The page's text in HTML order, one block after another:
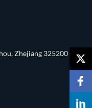
Zhejiang 325200